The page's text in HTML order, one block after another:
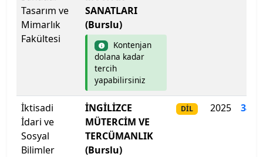
Hoca Ahmet Yesevi Uluslararası Türk-Kazak
Üniversitesi
Iğdır Üniversitesi
Isparta Uygulamalı Bilimler Üniversitesi
Işık Üniversitesi
İbn Haldun Üniversitesi
Tasarım ve
Mimarlık
Fakültesi
SANATLARI
(Burslu)
Kontenjan
dolana kadar
tercih
yapabilirsiniz
İktisadi
İdari ve
Sosyal
Bilimler
İNGİLİZCE
MÜTERCİM VE
TERCÜMANLIK
(Burslu)
DİL 2025 388